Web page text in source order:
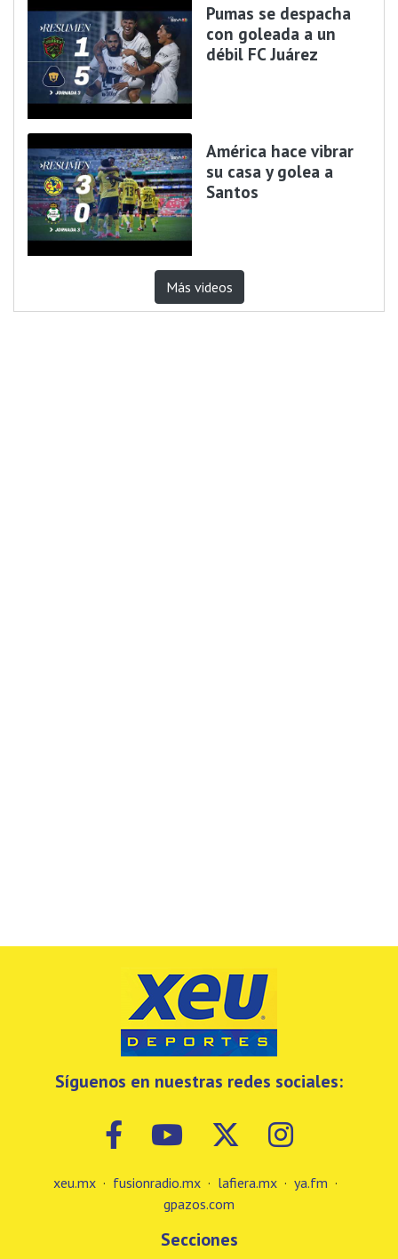
Pumas se despacha
con goleada a un
débil FC Juárez
América hace vibrar
su casa y golea a
Santos
Más videos
Síguenos en nuestras redes sociales:
xeu.mx · fusionradio.mx · lafiera.mx · ya.fm ·
gpazos.com
Secciones